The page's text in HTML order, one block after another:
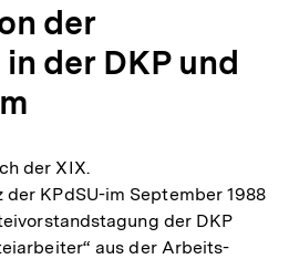
der
der DKP und
der XIX.
KPdSU-im September 1988
der DKP
aus der Arbeits-